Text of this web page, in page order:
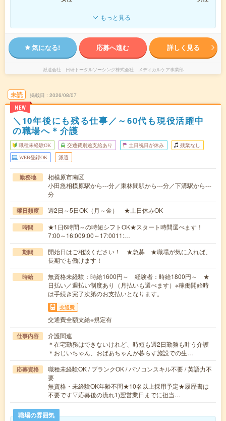
もっと見る
気になる! 応募へ進む 詳しく見る
派遣会社 日研トータルソーシング株式会社 メディカルケア事業部
未読
NEW
掲載日 2026/08/07
＼10年後にも残る仕事／～60代も現役活躍中
の職場へ＊介護
職種未経験OK 交通費別途支給あり 土日祝日が休み 残業なし
WEB登録OK 派遣
勤務地
相模原市南区
小田急相模原駅から---分／東林間駅から---分／下溝駅から---
分
曜日頻度 週2日～5日OK（月～金） ★土日休みOK
時間
★1日6時間～の時短シフトOK★スタート時間選べます！
7:00～16:009:00～17:0011:…
期間
開始日はご相談ください！ ★急募 ★職場が気に入れば、
長期でも働けます！
時給
無資格未経験：時給1600円～ 経験者：時給1800円～ ★
日払い／週払い制度あり（月払いも選べます）※稼働開始時
は手続き完了次第のお支払いとなります。
交通費
交通費全額支給※規定有
仕事内容
介護関連
＊在宅勤務はできないけれど、時短も週2日勤務も叶う介護
＊おじいちゃん、おばあちゃんが暮らす施設での生…
応募資格
職種未経験OK / ブランクOK / パソコンスキル不要 / 英語力不
要
無資格・未経験OK年齢不問★10名以上採用予定★履歴書は
不要です▽応募後の流れ1)翌営業日までに担当…
職場の雰囲気